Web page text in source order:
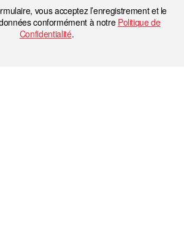
vous acceptez l’enregistrement et le
conformément à notre Politique de
Confidentialité.